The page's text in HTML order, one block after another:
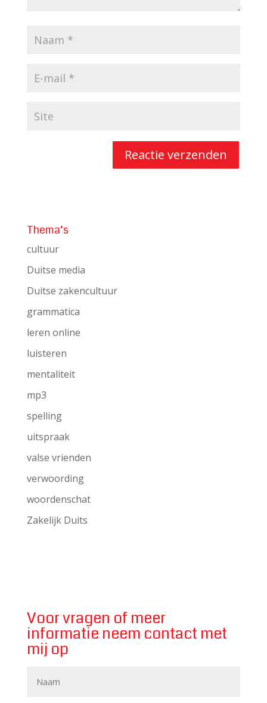
Thema’s
cultuur
Duitse media
Duitse zakencultuur
grammatica
leren online
luisteren
mentaliteit
mp3
spelling
uitspraak
valse vrienden
verwoording
woordenschat
Zakelijk Duits
Voor vragen of meer
informatie neem contact met
mij op